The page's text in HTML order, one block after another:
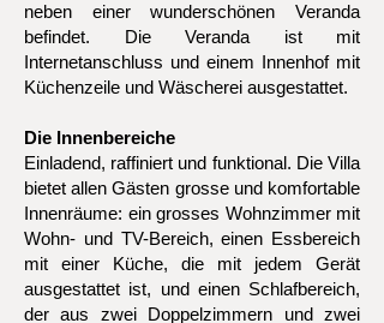
neben einer wunderschönen Veranda
befindet. Die Veranda ist mit
Internetanschluss und einem Innenhof mit
Küchenzeile und Wäscherei ausgestattet.
Die Innenbereiche
Einladend, raffiniert und funktional. Die Villa
bietet allen Gästen grosse und komfortable
Innenräume: ein grosses Wohnzimmer mit
Wohn- und TV-Bereich, einen Essbereich
mit einer Küche, die mit jedem Gerät
ausgestattet ist, und einen Schlafbereich,
der aus zwei Doppelzimmern und zwei